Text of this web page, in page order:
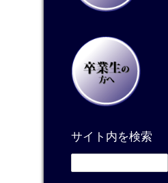
サイト内を検索